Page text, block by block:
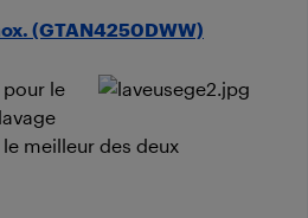
(GTAN4250DWW)
pour le
meilleur des deux